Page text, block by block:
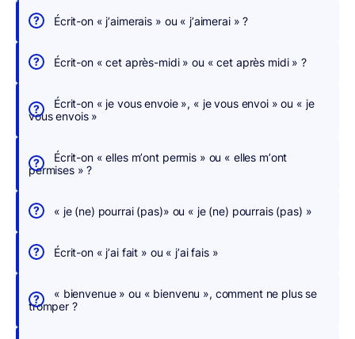
r
i
v
e
s
s
h
r
h
e
Écrit-on « j’aimerais » ou « j’aimerai » ?
Écrit-on « cet après-midi » ou « cet après midi » ?
Écrit-on « je vous envoie », « je vous envoi » ou « je
vous envois »
Écrit-on « elles m’ont permis » ou « elles m’ont
permises » ?
« je (ne) pourrai (pas)» ou « je (ne) pourrais (pas) »
Écrit-on « j’ai fait » ou « j’ai fais »
« bienvenue » ou « bienvenu », comment ne plus se
tromper ?